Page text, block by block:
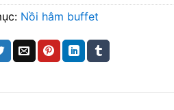
Nồi hâm buffet